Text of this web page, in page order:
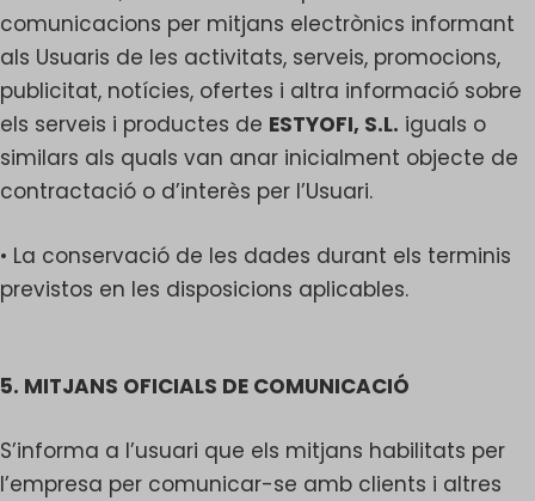
comunicacions per mitjans electrònics informant
als Usuaris de les activitats, serveis, promocions,
publicitat, notícies, ofertes i altra informació sobre
els serveis i productes de ESTYOFI, S.L. iguals o
similars als quals van anar inicialment objecte de
contractació o d’interès per l’Usuari.
• La conservació de les dades durant els terminis
previstos en les disposicions aplicables.
5. MITJANS OFICIALS DE COMUNICACIÓ
S’informa a l’usuari que els mitjans habilitats per
l’empresa per comunicar-se amb clients i altres